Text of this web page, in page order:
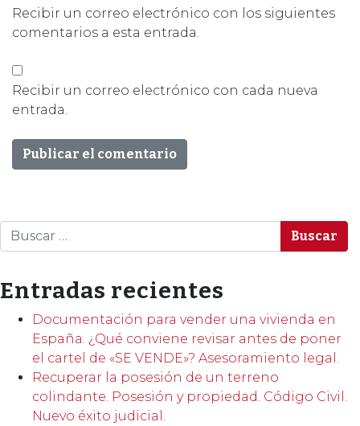
Recibir un correo electrónico con los siguientes
comentarios a esta entrada.
Recibir un correo electrónico con cada nueva
entrada.
Buscar
Entradas recientes
Documentación para vender una vivienda en
España. ¿Qué conviene revisar antes de poner
el cartel de «SE VENDE»? Asesoramiento legal.
Recuperar la posesión de un terreno
colindante. Posesión y propiedad. Código Civil.
Nuevo éxito judicial.